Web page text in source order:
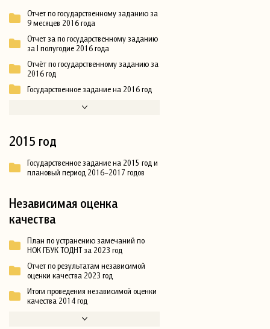
Отчет по государственному заданию за
9 месяцев 2016 года
Отчет за по государственному заданию
за I полугодие 2016 года
Отчёт по государственному заданию за
2016 год
Государственное задание на 2016 год
2015 год
Государственное задание на 2015 год и
плановый период 2016–2017 годов
Независимая оценка
качества
План по устранению замечаний по
НОК ГБУК ТОДНТ за 2023 год
Отчет по результатам независимой
оценки качества 2023 год
Итоги проведения независимой оценки
качества 2014 год